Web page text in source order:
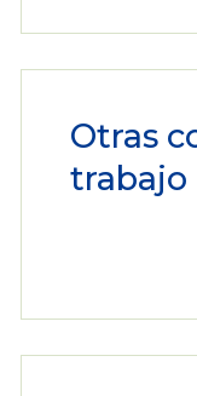
Otras
trabajo